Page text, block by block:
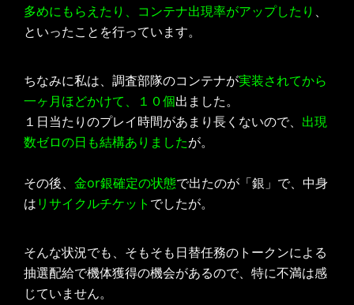
多めにもらえたり、コンテナ出現率がアップしたり 、
といったことを行っています。
ちなみに私は、調査部隊のコンテナが実装されてから
一ヶ月ほどかけて、１０個出ました。
１日当たりのプレイ時間があまり長くないので、 出現
数ゼロの日も結構ありましたが。
その後、 金or銀確定の状態で出たのが「銀」で、中身
はリサイクルチケット でしたが。
そんな状況でも、そもそも日替任務のトークンによる
抽選配給で機体獲得の機会があるので、特に不満は感
じていません。